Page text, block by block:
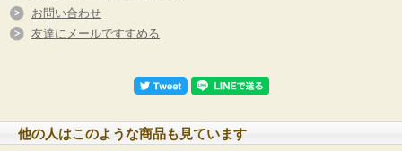
お問い合わせ
友達にメールですすめる
他の人はこのような商品も見ています